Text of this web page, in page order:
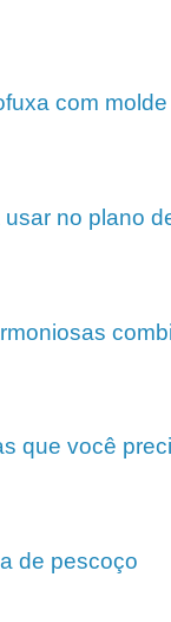
com molde
no plano
que você
de pescoço